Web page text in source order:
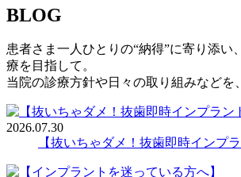
BLOG
患者さま一人ひとりの“納得”に寄り添い
療を目指して。
当院の診療方針や日々の取り組みなどを
2026.07.30
【抜いちゃダメ！抜歯即時インプ